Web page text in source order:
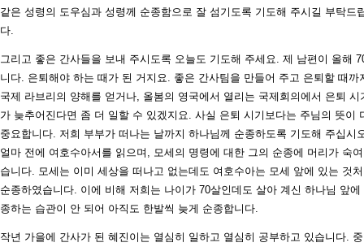
같은 성령의 도우심과 성령께 순종함으로 잘 섬기도록 기도해 주시길 부탁드
다.
그리고 좋은 간사들을 보내 주시도록 오늘도 기도해 주세요. 제 남편이 올해
니다. 은퇴해야 하는 때가 된 거지요. 좋은 간사팀을 만들어 주고 은퇴할 때까
국제 라브리의 양해를 얻거나, 올봄의 영국에서 열리는 국제회의에서 은퇴 시
가 늦추어진다면 좀 더 일할 수 있겠지요. 사실 은퇴 시기보다는 주님의 뜻이
중요합니다. 저희 부부가 떠나는 날까지 하나님께 순종하도록 기도해 주십시
얼마 전에 여호수아서를 읽으며, 모세의 명령에 대한 그의 순종에 머리가 숙
습니다. 모세는 이미 세상을 떠나고 없는데도 여호수아는 모세 앞에 있는 것
순종하였습니다. 이에 비해 저희는 나이가 70살인데도 살아 계신 하나님 앞에
종하는 습관이 안 되어 아직도 한발씩 늦게 순종합니다.
작년 가을에 간사가 된 혜진이는 열심히 일하고 열심히 공부하고 있습니다.